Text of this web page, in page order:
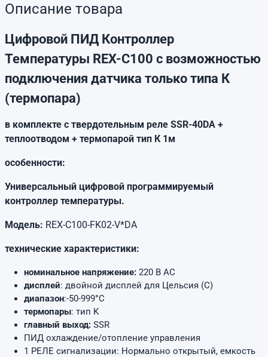
Описание товара
Цифровой ПИД Контроллер
Температуры REX-C100 с возможностью
подключения датчика только типа К
(термопара)
в комплекте с твердотельным реле SSR-40DA +
теплоотводом + термопарой тип К 1м
особенности:
Универсальный цифровой программируемый
контроллер температуры.
Модель: REX-C100-FK02-V*DA
технические характеристики:
номинальное напряжение: 220 В AC
дисплей: двойной дисплей для Цельсия (C)
диапазон:-50-999°C
термопары: тип K
главный выход: SSR
ПИД охлаждение/отопление управления
1 РЕЛЕ сигнализации: Нормально открытый, емкость